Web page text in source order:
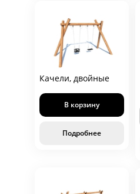
Качели, двойные
В корзину
Подробнее